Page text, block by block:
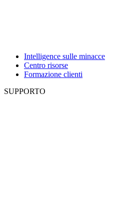
Intelligence sulle minacce
Centro risorse
Formazione clienti
SUPPORTO